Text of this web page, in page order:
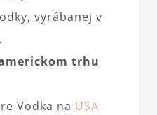
vyrábanej v
trhu
Vodka na USA